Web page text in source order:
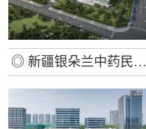
◎ 新疆银朵兰中药民族
药产业园